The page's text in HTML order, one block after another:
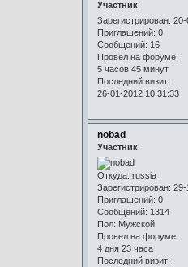
Участник
Зарегистрирован: 20-
Приглашений: 0
Сообщений: 16
Провел на форуме:
5 часов 45 минут
Последний визит:
26-01-2012 10:31:33
nobad
Участник
Откуда: russia
Зарегистрирован: 29-
Приглашений: 0
Сообщений: 1314
Пол: Мужской
Провел на форуме:
4 дня 23 часа
Последний визит: